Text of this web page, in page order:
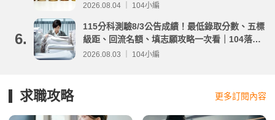
2026.08.04 ｜ 104小編
6.
115分科測驗8/3公告成績！最低錄取分數、五標
級距、回流名額、填志願攻略一次看｜104落點
分析
2026.08.03 ｜ 104小編
求職攻略 更多訂閱內容